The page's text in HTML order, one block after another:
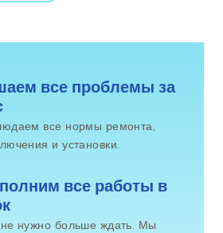
все проблемы за
все нормы ремонта,
и установки.
все работы в
нужно больше ждать. Мы